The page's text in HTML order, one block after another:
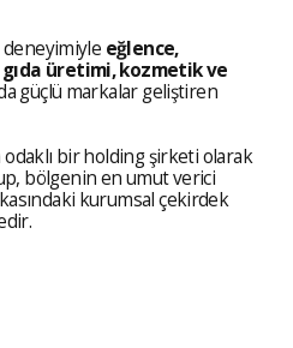
deneyimiyle eğlence,
üretimi, kozmetik ve
güçlü markalar geliştiren
bir holding şirketi olarak
bölgenin en umut verici
kurumsal çekirdek